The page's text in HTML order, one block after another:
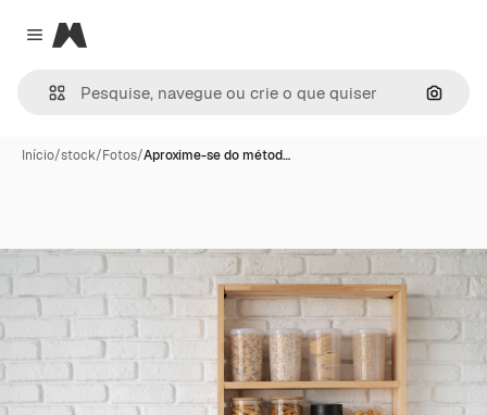
Close menu
Magnific
Início/stock/Fotos/Aproxime-se do métod…